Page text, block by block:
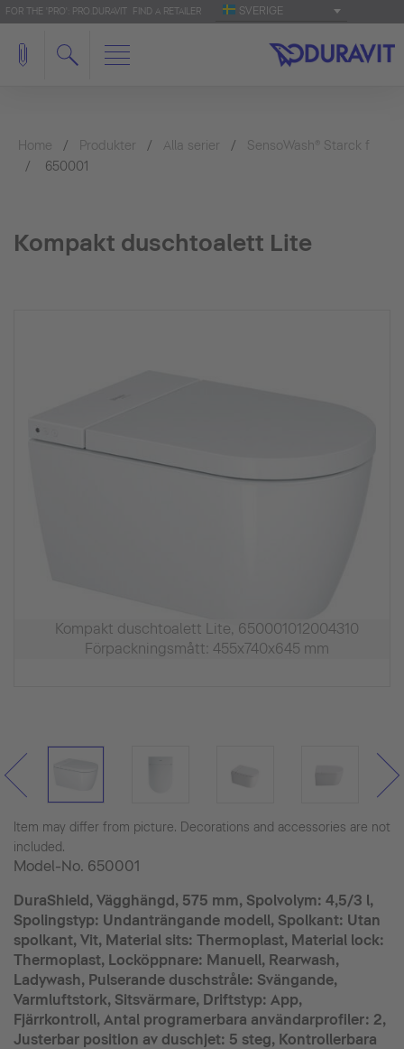
FOR THE 'PRO': PRO.DURAVIT FIND A RETAILER SVERIGE
Home Produkter Alla serier
SensoWash® Starck f
650001
Kompakt duschtoalett Lite
Kompakt duschtoalett Lite, 650001012004310
Förpackningsmått: 455x740x645 mm
Item may differ from picture. Decorations and accessories are not
included.
Model-No. 650001
DuraShield, Vägghängd, 575 mm, Spolvolym: 4,5/3 l,
Spolingstyp: Undanträngande modell, Spolkant: Utan
spolkant, Vit, Material sits: Thermoplast, Material lock:
Thermoplast, Locköppnare: Manuell, Rearwash,
Ladywash, Pulserande duschstråle: Svängande,
Varmluftstork, Sitsvärmare, Driftstyp: App,
Fjärrkontroll, Antal programerbara användarprofiler: 2,
Justerbar position av duschjet: 5 steg, Kontrollerbara